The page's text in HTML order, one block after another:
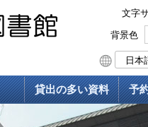
文字
背景色
貸出の多い資料 予